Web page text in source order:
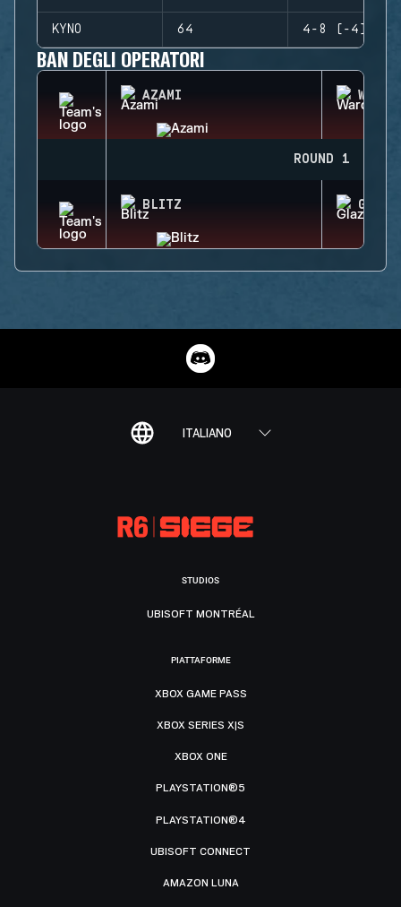
KYNO 64 4-8 (-4)
BAN DEGLI OPERATORI
AZAMI
ROUND 1
BLITZ GLAZ
ITALIANO
STUDIOS
UBISOFT MONTRÉAL
PIATTAFORME
XBOX GAME PASS
XBOX SERIES X|S
XBOX ONE
PLAYSTATION®5
PLAYSTATION®4
UBISOFT CONNECT
AMAZON LUNA